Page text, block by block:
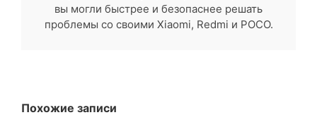
вы могли быстрее и безопаснее решать
проблемы со своими Xiaomi, Redmi и POCO.
Похожие записи